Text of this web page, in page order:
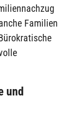
Familien
und